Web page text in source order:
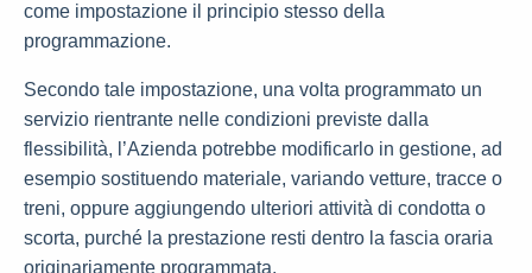
come impostazione il principio stesso della
programmazione.
Secondo tale impostazione, una volta programmato un
servizio rientrante nelle condizioni previste dalla
flessibilità, l’Azienda potrebbe modificarlo in gestione, ad
esempio sostituendo materiale, variando vetture, tracce o
treni, oppure aggiungendo ulteriori attività di condotta o
scorta, purché la prestazione resti dentro la fascia oraria
originariamente programmata.